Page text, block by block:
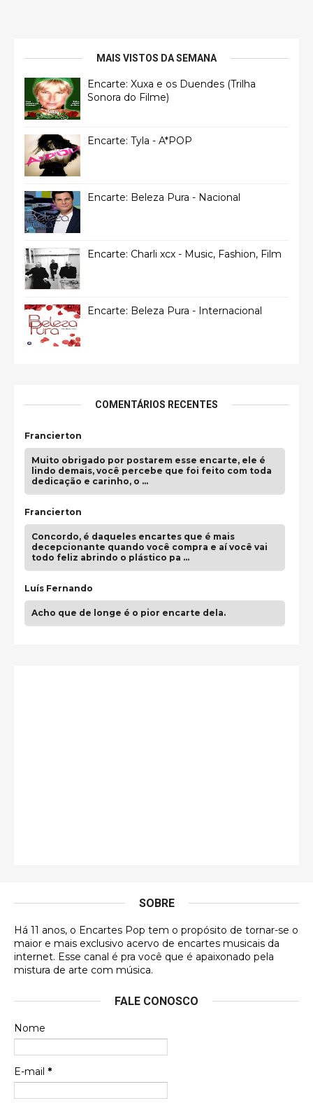
MAIS VISTOS DA SEMANA
Encarte: Xuxa e os Duendes (Trilha
Sonora do Filme)
Encarte: Tyla - A*POP
Encarte: Beleza Pura - Nacional
Encarte: Charli xcx - Music, Fashion, Film
Encarte: Beleza Pura - Internacional
COMENTÁRIOS RECENTES
Francierton
Muito obrigado por postarem esse encarte, ele é
lindo demais, você percebe que foi feito com toda
dedicação e carinho, o …
Francierton
Concordo, é daqueles encartes que é mais
decepcionante quando você compra e aí você vai
todo feliz abrindo o plástico pa …
Luís Fernando
Acho que de longe é o pior encarte dela.
DVD MIDINHO
Francierton
futuras aquisições, e olhando o encarte aqui, me
Francierton
Espero que tenham sentido minha falta, informo
que estou de volta para trazer mais contribuições
SOBRE
Há 11 anos, o Encartes Pop tem o propósito de tornar-se o
maior e mais exclusivo acervo de encartes musicais da
internet. Esse canal é pra você que é apaixonado pela
mistura de arte com música.
FALE CONOSCO
Nome
E-mail *